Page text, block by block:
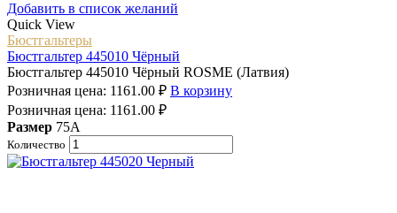
Добавить в список желаний
Quick View
Бюстгальтеры
Бюстгальтер 445010 Чёрный
Бюстгальтер 445010 Чёрный ROSME (Латвия)
Розничная цена: 1161.00 ₽ В корзину
Розничная цена: 1161.00 ₽
Размер 75A
Количество